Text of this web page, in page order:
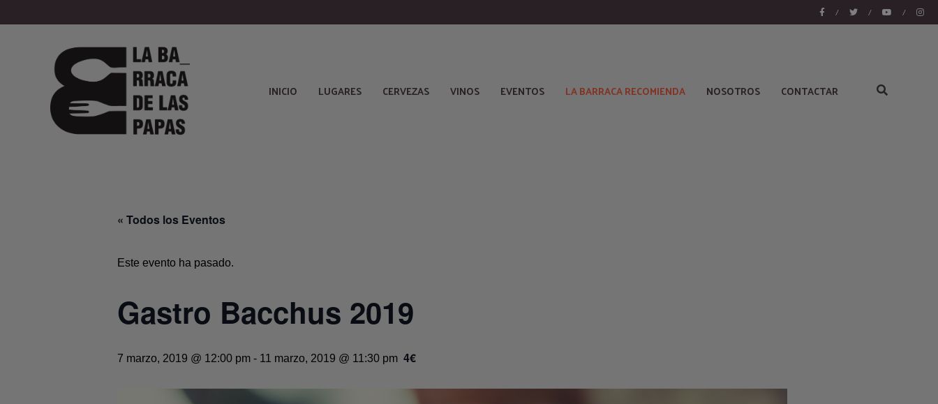
/ / /
INICIO LUGARES CERVEZAS VINOS EVENTOS LA BARRACA RECOMIENDA NOSOTROS CONTACTAR
« Todos los Eventos
Este evento ha pasado.
Gastro Bacchus 2019
7 marzo, 2019 @ 12:00 pm - 11 marzo, 2019 @ 11:30 pm 4€